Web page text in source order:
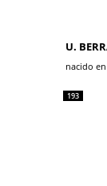
nacido
193